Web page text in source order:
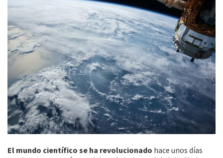
El mundo científico se ha revolucionado hace unos días